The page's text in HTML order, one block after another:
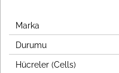
Marka
Durumu
Hücreler (Cells)